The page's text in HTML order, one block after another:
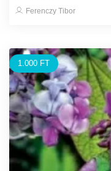
Ferenczy Tibor
1.000 FT